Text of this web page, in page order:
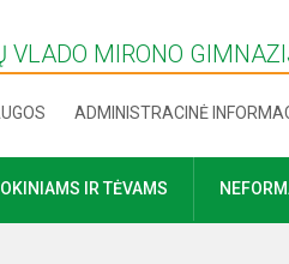
VLADO MIRONO
ADMINISTRACINĖ
IR TĖVAMS